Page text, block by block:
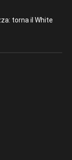
torna il White